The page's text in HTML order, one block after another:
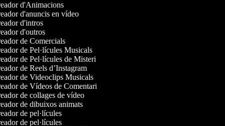
d'Animacions
d'anuncis en vídeo
d'intros
d'outros
de Comercials
de Pel·lícules Musicals
de Pel·lícules de Misteri
de Reels d’Instagram
de Videoclips Musicals
de Vídeos de Comentari
de collages de vídeo
de dibuixos animats
de pel·lícules
de pel·lícules